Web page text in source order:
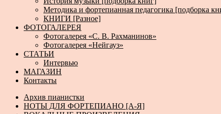
Методика и фортепианная педагогика [подборка
КНИГИ [Разное]
ФОТОГАЛЕРЕЯ
Фотогалерея «С. В. Рахманинов»
Фотогалерея «Нейгауз»
СТАТЬИ
Интервью
МАГАЗИН
Контакты
Архив пианистки
НОТЫ ДЛЯ ФОРТЕПИАНО [А-Я]